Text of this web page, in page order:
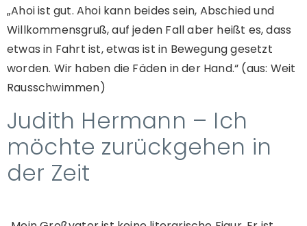
„Ahoi ist gut. Ahoi kann beides sein, Abschied und
Willkommensgruß, auf jeden Fall aber heißt es, dass
etwas in Fahrt ist, etwas ist in Bewegung gesetzt
worden. Wir haben die Fäden in der Hand.“ (aus: Weit
Rausschwimmen)
Judith Hermann – Ich
möchte zurückgehen in
der Zeit